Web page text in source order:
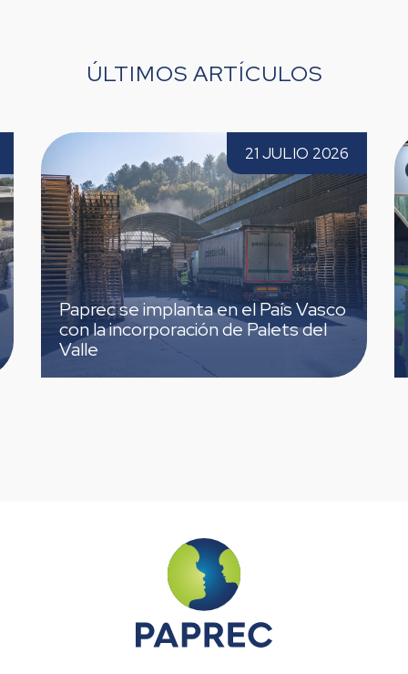
ÚLTIMOS ARTÍCULOS
se implanta en el País Vasco con la
de Palets del Valle
21 JULIO 2026
se implanta en el País Vasco
la incorporación de Palets del
Paprec
tercera vez